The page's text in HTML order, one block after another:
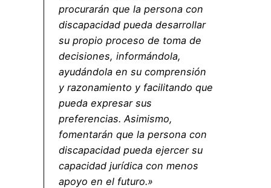
procurarán que la persona con
discapacidad pueda desarrollar
su propio proceso de toma de
decisiones, informándola,
ayudándola en su comprensión
y razonamiento y facilitando que
pueda expresar sus
preferencias. Asimismo,
fomentarán que la persona con
discapacidad pueda ejercer su
capacidad jurídica con menos
apoyo en el futuro.»